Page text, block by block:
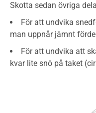
Skotta sedan övriga
För att undvika
man uppnår jämnt
För att undvika att
kvar lite snö på taket